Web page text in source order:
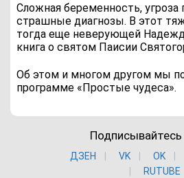
Сложная беременность, угроза
страшные диагнозы. В этот
тогда еще неверующей
книга о святом Паисии
Об этом и многом другом мы
программе «Простые чудеса».
Подписывайтесь
ДЗЕН VK ОK
RUTUBE